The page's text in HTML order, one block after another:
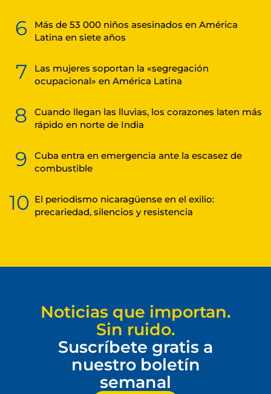
6
Más de 53 000 niños asesinados en América
Latina en siete años
7
Las mujeres soportan la «segregación
ocupacional» en América Latina
8
Cuando llegan las lluvias, los corazones laten más
rápido en norte de India
9
Cuba entra en emergencia ante la escasez de
combustible
10 El periodismo nicaragüense en el exilio:
precariedad, silencios y resistencia
Noticias que importan.
Sin ruido.
Suscríbete gratis a
nuestro boletín
semanal